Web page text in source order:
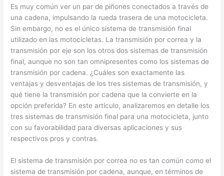
Es muy común ver un par de piñones conectados a través de
una cadena, impulsando la rueda trasera de una motocicleta.
Sin embargo, no es el único sistema de transmisión final
utilizado en las motocicletas. La transmisión por correa y la
transmisión por eje son los otros dos sistemas de transmisión
final, aunque no son tan omnipresentes como los sistemas de
transmisión por cadena. ¿Cuáles son exactamente las
ventajas y desventajas de los tres sistemas de transmisión, y
qué tiene la transmisión por cadena que la convierte en la
opción preferida? En este artículo, analizaremos en detalle los
tres sistemas de transmisión final para una motocicleta, junto
con su favorabilidad para diversas aplicaciones y sus
respectivos pros y contras.
El sistema de transmisión por correa no es tan común como el
sistema de transmisión por cadena, aunque, en términos de